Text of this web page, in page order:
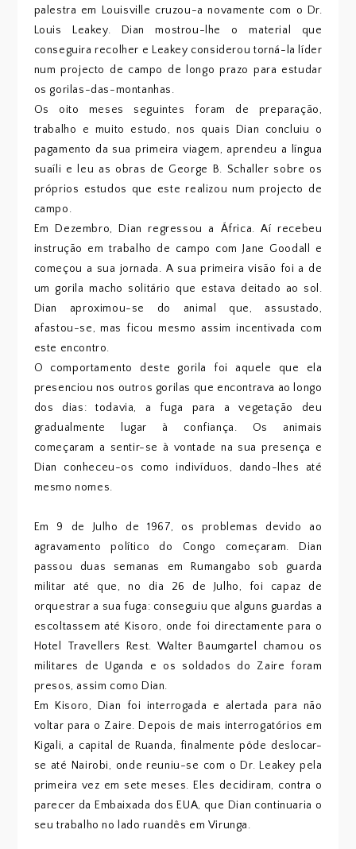
palestra em Louisville cruzou-a novamente com o Dr.
Louis Leakey. Dian mostrou-lhe o material que
conseguira recolher e Leakey considerou torná-la líder
num projecto de campo de longo prazo para estudar
os gorilas-das-montanhas.
Os oito meses seguintes foram de preparação,
trabalho e muito estudo, nos quais Dian concluiu o
pagamento da sua primeira viagem, aprendeu a língua
suaíli e leu as obras de George B. Schaller sobre os
próprios estudos que este realizou num projecto de
campo.
Em Dezembro, Dian regressou a África. Aí recebeu
instrução em trabalho de campo com Jane Goodall e
começou a sua jornada. A sua primeira visão foi a de
um gorila macho solitário que estava deitado ao sol.
Dian aproximou-se do animal que, assustado,
afastou-se, mas ficou mesmo assim incentivada com
este encontro.
O comportamento deste gorila foi aquele que ela
presenciou nos outros gorilas que encontrava ao longo
dos dias: todavia, a fuga para a vegetação deu
gradualmente lugar à confiança. Os animais
começaram a sentir-se à vontade na sua presença e
Dian conheceu-os como indivíduos, dando-lhes até
mesmo nomes.
Em 9 de Julho de 1967, os problemas devido ao
agravamento político do Congo começaram. Dian
passou duas semanas em Rumangabo sob guarda
militar até que, no dia 26 de Julho, foi capaz de
orquestrar a sua fuga: conseguiu que alguns guardas a
escoltassem até Kisoro, onde foi directamente para o
Hotel Travellers Rest. Walter Baumgartel chamou os
militares de Uganda e os soldados do Zaire foram
presos, assim como Dian.
Em Kisoro, Dian foi interrogada e alertada para não
voltar para o Zaire. Depois de mais interrogatórios em
Kigali, a capital de Ruanda, finalmente pôde deslocar-
se até Nairobi, onde reuniu-se com o Dr. Leakey pela
primeira vez em sete meses. Eles decidiram, contra o
parecer da Embaixada dos EUA, que Dian continuaria o
seu trabalho no lado ruandês em Virunga.